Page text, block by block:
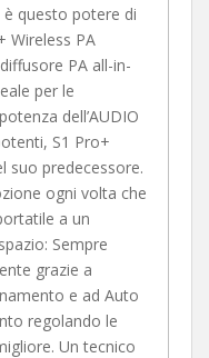
questo potere di
Wireless PA
PA all-in-
per le
dell’AUDIO
S1 Pro+
suo predecessore.
ogni volta che
a un
Sempre
grazie a
e ad Auto
regolando le
Un tecnico